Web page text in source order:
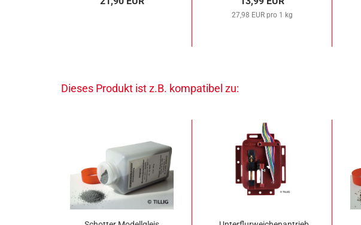
27,98 EUR pro 1 kg
Dieses Produkt ist z.B. kompatibel zu: